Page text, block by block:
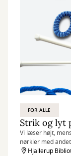
FOR ALLE
Strik og lyt
Vi læser højt,
nørkler med
Hjallerup